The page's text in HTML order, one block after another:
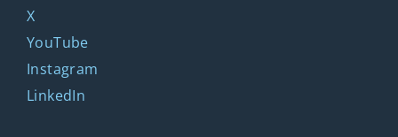
X
YouTube
Instagram
LinkedIn